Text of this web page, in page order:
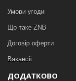
Умови угоди
Що таке ZNB
Договір оферти
Вакансії
ДОДАТКОВО